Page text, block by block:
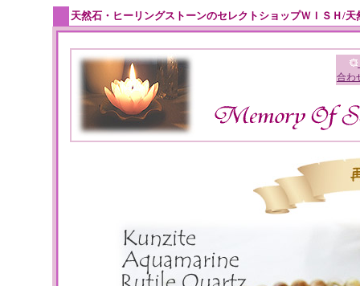
天然石・ヒーリングストーンのセレクトショップＷＩＳＨ/
合わ